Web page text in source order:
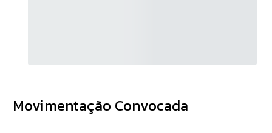
Movimentação Convocada